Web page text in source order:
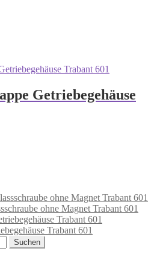
Getriebegehäuse
ohne Magnet Trabant 601
Trabant 601
Suchen